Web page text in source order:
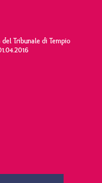
Tribunale di Tempio